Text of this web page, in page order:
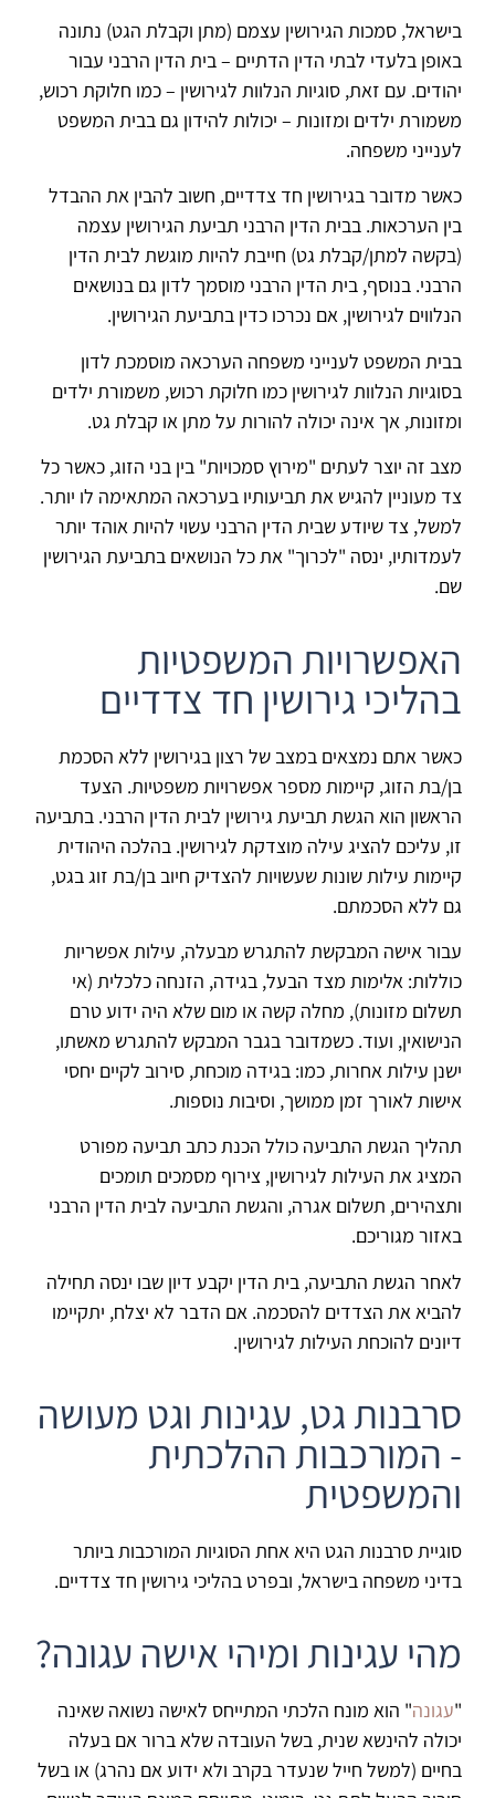
בישראל, סמכות הגירושין עצמם (מתן וקבלת הגט) נתונה
באופן בלעדי לבתי הדין הדתיים – בית הדין הרבני עבור
יהודים. עם זאת, סוגיות הנלוות לגירושין – כמו חלוקת רכוש,
משמורת ילדים ומזונות – יכולות להידון גם בבית המשפט
לענייני משפחה.
כאשר מדובר בגירושין חד צדדיים, חשוב להבין את ההבדל
בין הערכאות. בבית הדין הרבני תביעת הגירושין עצמה
(בקשה למתן/קבלת גט) חייבת להיות מוגשת לבית הדין
הרבני. בנוסף, בית הדין הרבני מוסמך לדון גם בנושאים
הנלווים לגירושין, אם נכרכו כדין בתביעת הגירושין.
בבית המשפט לענייני משפחה הערכאה מוסמכת לדון
בסוגיות הנלוות לגירושין כמו חלוקת רכוש, משמורת ילדים
ומזונות, אך אינה יכולה להורות על מתן או קבלת גט.
מצב זה יוצר לעתים "מירוץ סמכויות" בין בני הזוג, כאשר כל
צד מעוניין להגיש את תביעותיו בערכאה המתאימה לו יותר.
למשל, צד שיודע שבית הדין הרבני עשוי להיות אוהד יותר
לעמדותיו, ינסה "לכרוך" את כל הנושאים בתביעת הגירושין
שם.
האפשרויות המשפטיות
בהליכי גירושין חד צדדיים
כאשר אתם נמצאים במצב של רצון בגירושין ללא הסכמת
בן/בת הזוג, קיימות מספר אפשרויות משפטיות. הצעד
הראשון הוא הגשת תביעת גירושין לבית הדין הרבני. בתביעה
זו, עליכם להציג עילה מוצדקת לגירושין. בהלכה היהודית
קיימות עילות שונות שעשויות להצדיק חיוב בן/בת זוג בגט,
גם ללא הסכמתם.
עבור אישה המבקשת להתגרש מבעלה, עילות אפשריות
כוללות: אלימות מצד הבעל, בגידה, הזנחה כלכלית (אי
תשלום מזונות), מחלה קשה או מום שלא היה ידוע טרם
הנישואין, ועוד. כשמדובר בגבר המבקש להתגרש מאשתו,
ישנן עילות אחרות, כמו: בגידה מוכחת, סירוב לקיים יחסי
אישות לאורך זמן ממושך, וסיבות נוספות.
תהליך הגשת התביעה כולל הכנת כתב תביעה מפורט
המציג את העילות לגירושין, צירוף מסמכים תומכים
ותצהירים, תשלום אגרה, והגשת התביעה לבית הדין הרבני
באזור מגוריכם.
לאחר הגשת התביעה, בית הדין יקבע דיון שבו ינסה תחילה
להביא את הצדדים להסכמה. אם הדבר לא יצלח, יתקיימו
דיונים להוכחת העילות לגירושין.
סרבנות גט, עגינות וגט מעושה
- המורכבות ההלכתית
והמשפטית
סוגיית סרבנות הגט היא אחת הסוגיות המורכבות ביותר
בדיני משפחה בישראל, ובפרט בהליכי גירושין חד צדדיים.
מהי עגינות ומיהי אישה עגונה?
"עגונה" הוא מונח הלכתי המתייחס לאישה נשואה שאינה
יכולה להינשא שנית, בשל העובדה שלא ברור אם בעלה
בחיים (למשל חייל שנעדר בקרב ולא ידוע אם נהרג) או בשל